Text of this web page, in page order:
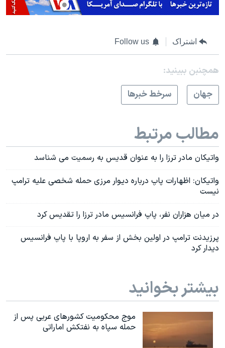
اشتراک Follow us
همچنبن ببینید:
جهان
سرخط خبرها
مطالب مرتبط
واتیکان مادر ترزا را به عنوان قدیس به رسمیت می شناسد
واتیکان: اظهارات پاپ درباره دیوار مرزی حمله شخصی علیه ترامپ
نیست
در میان هزاران نفر، پاپ فرانسیس مادر ترزا را تقدیس کرد
پرزیدنت ترامپ در اولین بخش از سفر به اروپا با پاپ فرانسیس
دیدار کرد
بیشتر بخوانید
موج محکومیت کشورهای عربی پس از
حمله سپاه به نفتکش اماراتی